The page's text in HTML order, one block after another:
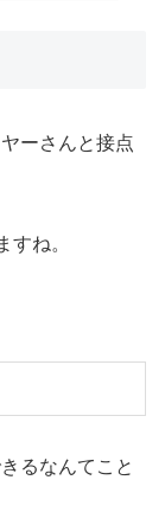
ーさんと接点
すね。
るなんてこと